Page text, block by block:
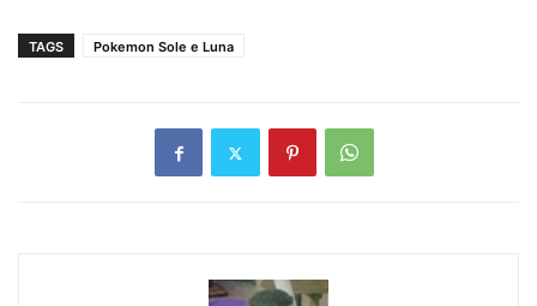
TAGS Pokemon Sole e Luna